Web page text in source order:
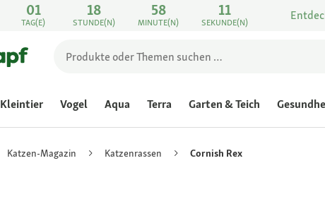
01
TAG(E)
18
STUNDE(N)
58
MINUTE(N)
11
SEKUNDE(N)
Kleintier Vogel Aqua Terra Garten & Teich
Katzen-Magazin Katzenrassen Cornish Rex